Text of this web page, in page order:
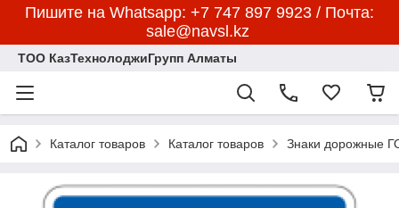
Пишите на Whatsapp: +7 747 897 9923 / Почта:
sale@navsl.kz
ТОО КазТехнолоджиГрупп Алматы
Каталог товаров Каталог товаров Знаки дорожные